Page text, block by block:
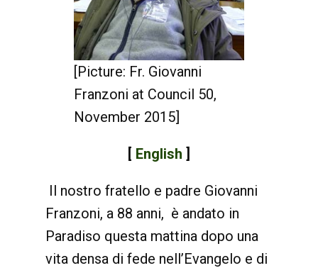
[Picture: Fr. Giovanni
Franzoni at Council 50,
November 2015]
[ English ]
Il nostro fratello e padre Giovanni
Franzoni, a 88 anni, è andato in
Paradiso questa mattina dopo una
vita densa di fede nell’Evangelo e di